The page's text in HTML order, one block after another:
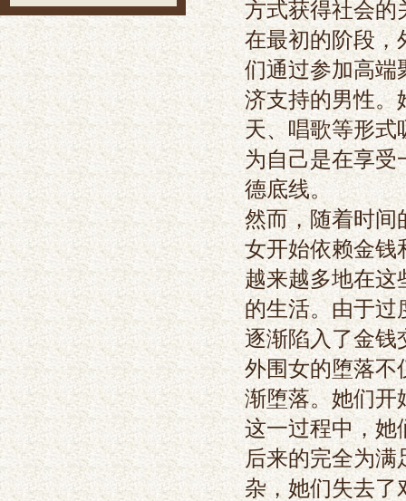
方式获得社会的
在最初的阶段，
们通过参加高端
济支持的男性。
天、唱歌等形
为自己是在享受
德底线。
然而，随着时间
女开始依赖金钱
越来越多地在这
的生活。由于过
逐渐陷入了金钱
外围女的堕落不
渐堕落。她们开
这一过程中，她
后来的完全为满
杂，她们失去了